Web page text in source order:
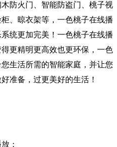
防火门、智能防盗门、桃子视
、晾衣架等，一色桃子在线播
统更加完美！一色桃子在线播
更精明更高效也更环保，一色
生活所需的智能家庭，并让您
准备，过更美好的生活！
：